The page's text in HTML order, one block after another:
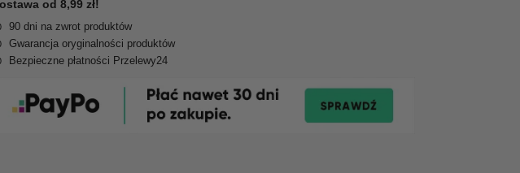
od 8,99 zł!
90 dni na zwrot produktów
Gwarancja oryginalności produktów
Bezpieczne płatności Przelewy24